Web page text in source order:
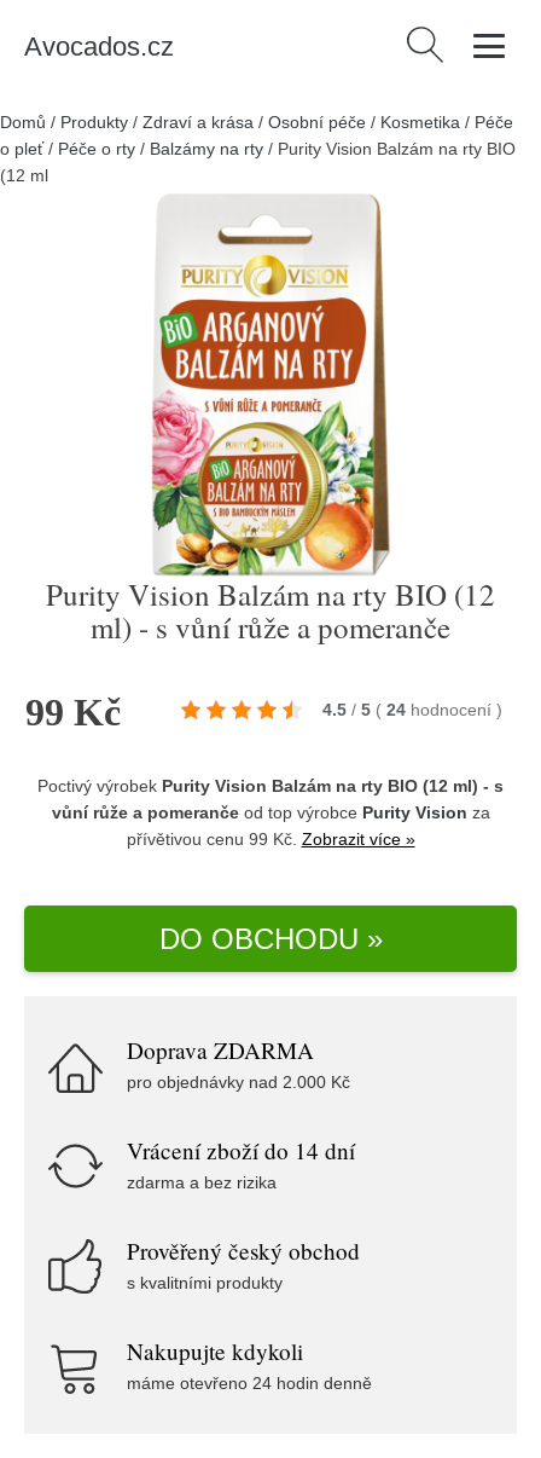
Avocados.cz Vyhledávání
Domů / Produkty / Zdraví a krása / Osobní péče / Kosmetika / Péče
o pleť/ Péče o rty / Balzámy na rty / Purity Vision Balzám na rty BIO
(12 ml) - s vůní růže a pomeranče
Purity Vision Balzám na rty BIO (12
ml) - s vůní růže a pomeranče
99 Kč 4.5 / 5 ( 24 hodnocení )
Poctivý výrobek Purity Vision Balzám na rty BIO (12 ml) - s
vůní růže a pomerančeod top výrobce Purity Vision za
přívětivou cenu 99 Kč. Zobrazit více »
DO OBCHODU »
Doprava ZDARMA
pro objednávky nad 2.000 Kč
Vrácení zboží do 14 dní
zdarma a bez rizika
Prověřený český obchod
s kvalitními produkty
Nakupujte kdykoli
máme otevřeno 24 hodin denně